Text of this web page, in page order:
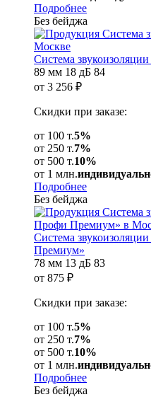
Подробнее
Без бейджа
Система
89 мм 18 дБ 84
от 3 256 ₽
Скидки при заказе:
от 100 т.5%
от 250 т.7%
от 500 т.10%
от 1 млн.
Подробнее
Без бейджа
Система
Премиум»
78 мм 13 дБ 83
от 875 ₽
Скидки при заказе:
от 100 т.5%
от 250 т.7%
от 500 т.10%
от 1 млн.
Подробнее
Без бейджа